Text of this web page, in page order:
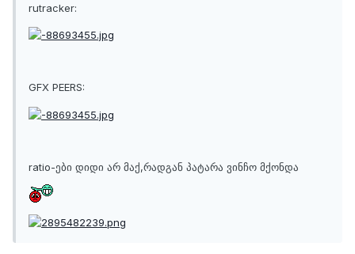
rutracker:
GFX PEERS:
ratio-ები დიდი არ მაქ,რადგან პატარა ვინჩო მქონდა